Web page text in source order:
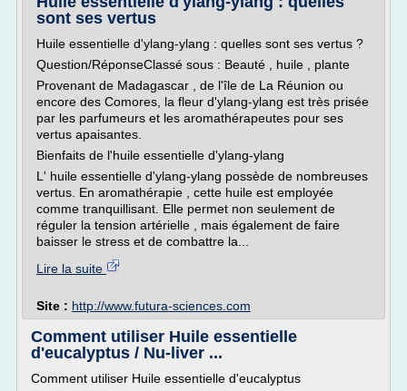
sont ses vertus
Huile essentielle d'ylang-ylang : quelles sont ses vertus ?
Question/RéponseClassé sous : Beauté , huile , plante
Provenant de Madagascar , de l'île de La Réunion ou
encore des Comores, la fleur d'ylang-ylang est très prisée
par les parfumeurs et les aromathérapeutes pour ses
vertus apaisantes.
Bienfaits de l'huile essentielle d'ylang-ylang
L' huile essentielle d'ylang-ylang possède de nombreuses
vertus. En aromathérapie , cette huile est employée
comme tranquillisant. Elle permet non seulement de
réguler la tension artérielle , mais également de faire
baisser le stress et de combattre la...
Lire la suite
Site : http://www.futura-sciences.com
Comment utiliser Huile essentielle
d'eucalyptus / Nu-liver ...
Comment utiliser Huile essentielle d'eucalyptus